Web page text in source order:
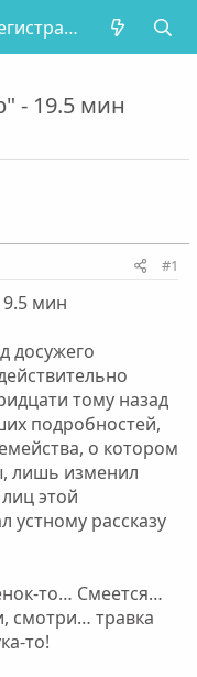
Регистрация
- 19.5 мин
#1
мин
досужего
тому назад
подробностей,
о котором
лишь изменил
этой
устному рассказу
то… Смеется…
смотри… травка
то!